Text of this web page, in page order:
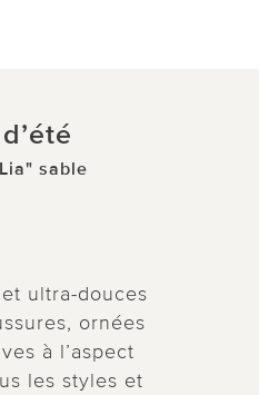
sable
ultra-douces
ornées
à l’aspect
les styles et